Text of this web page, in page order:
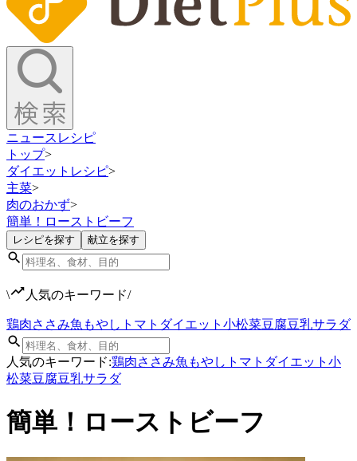
ニュース レシピ
トップ>
ダイエットレシピ>
主菜>
肉のおかず>
簡単！ローストビーフ
レシピを探す 献立を探す
\ 人気のキーワード/
鶏肉ささみ魚 もやし トマト ダイエット 小松菜豆腐豆乳サラダ
人気のキーワード:鶏肉ささみ魚 もやし トマト ダイエット 小
松菜豆腐豆乳サラダ
簡単！ローストビーフ